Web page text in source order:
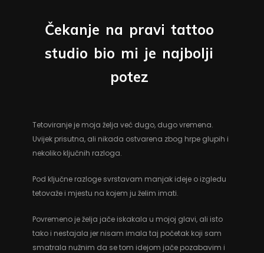
Čekanje na pravi tattoo
studio bio mi je najbolji
potez
Tetoviranje je moja želja već dugo, dugo vremena.
Uvijek prisutna, ali nikada ostvarena zbog hrpe glupih i
nekoliko ključnih razloga.
Pod ključne razloge svrstavam manjak ideje o izgledu
tetovaže i mjestu na kojem ju želim imati.
Povremeno je želja jače iskakala u mojoj glavi, ali isto
tako i nestajala jer nisam imala taj početak koji sam
smatrala nužnim da se tom idejom jače pozabavim i